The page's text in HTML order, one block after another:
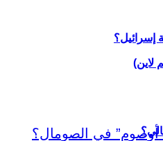
لاين)
إسرائيل؟